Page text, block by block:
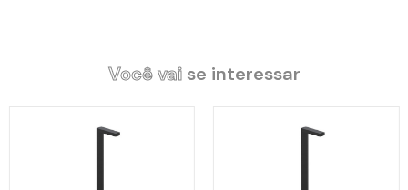
frequente, já que possui vida útil prolongada em comparação às
lâmpadas tradicionais. Além disso, ajuda a aumentar a
externos, unindo funcionalidade, economia e design.
Características Técnicas:
Você vaise interessar